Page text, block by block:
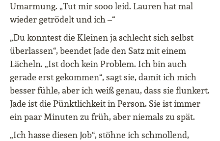
Umarmung. „Tut mir sooo leid. Lauren hat mal
wieder getrödelt und ich –“
„Du konntest die Kleinen ja schlecht sich selbst
überlassen“, beendet Jade den Satz mit einem
Lächeln. „Ist doch kein Problem. Ich bin auch
gerade erst gekommen“, sagt sie, damit ich mich
besser fühle, aber ich weiß genau, dass sie flunkert.
Jade ist die Pünktlichkeit in Person. Sie ist immer
ein paar Minuten zu früh, aber niemals zu spät.
„Ich hasse diesen Job“, stöhne ich schmollend,